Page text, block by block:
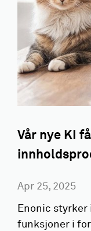
Vår nye KI
Apr 25, 2025
Enonic
funksjoner i